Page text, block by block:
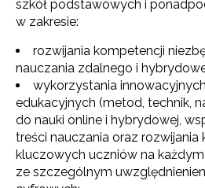
szkół podstawowych i
w zakresie:
rozwijania kompetencji
nauczania zdalnego i
wykorzystania
edukacyjnych (metod, technik,
do nauki online i hybrydowej,
treści nauczania oraz rozwijania
kluczowych uczniów na każdym
ze szczególnym